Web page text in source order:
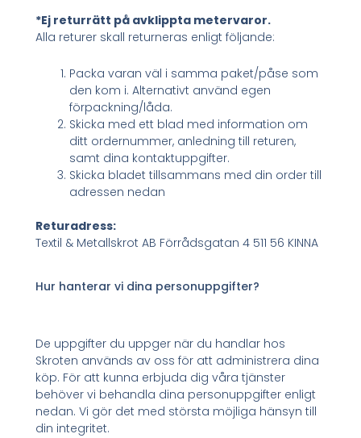
*Ej returrätt på avklippta metervaror.
Alla returer skall returneras enligt följande:
Packa varan väl i samma paket/påse som
den kom i. Alternativt använd egen
förpackning/låda.
Skicka med ett blad med information om
ditt ordernummer, anledning till returen,
samt dina kontaktuppgifter.
Skicka bladet tillsammans med din order till
adressen nedan
Returadress:
Textil & Metallskrot AB Förrådsgatan 4 511 56 KINNA
Hur hanterar vi dina personuppgifter?
De uppgifter du uppger när du handlar hos
Skroten används av oss för att administrera dina
köp. För att kunna erbjuda dig våra tjänster
behöver vi behandla dina personuppgifter enligt
nedan. Vi gör det med största möjliga hänsyn till
din integritet.